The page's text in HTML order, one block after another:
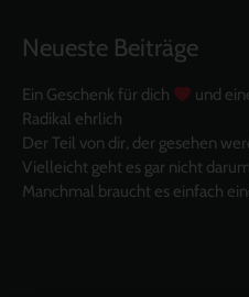
Neueste Beiträge
Ein Geschenk für dich
und
Radikal ehrlich
Der Teil von dir, der gesehen
Vielleicht geht es gar nicht
Manchmal braucht es einfach